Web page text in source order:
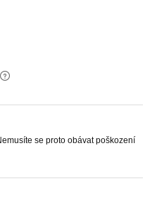
se proto obávat poškození